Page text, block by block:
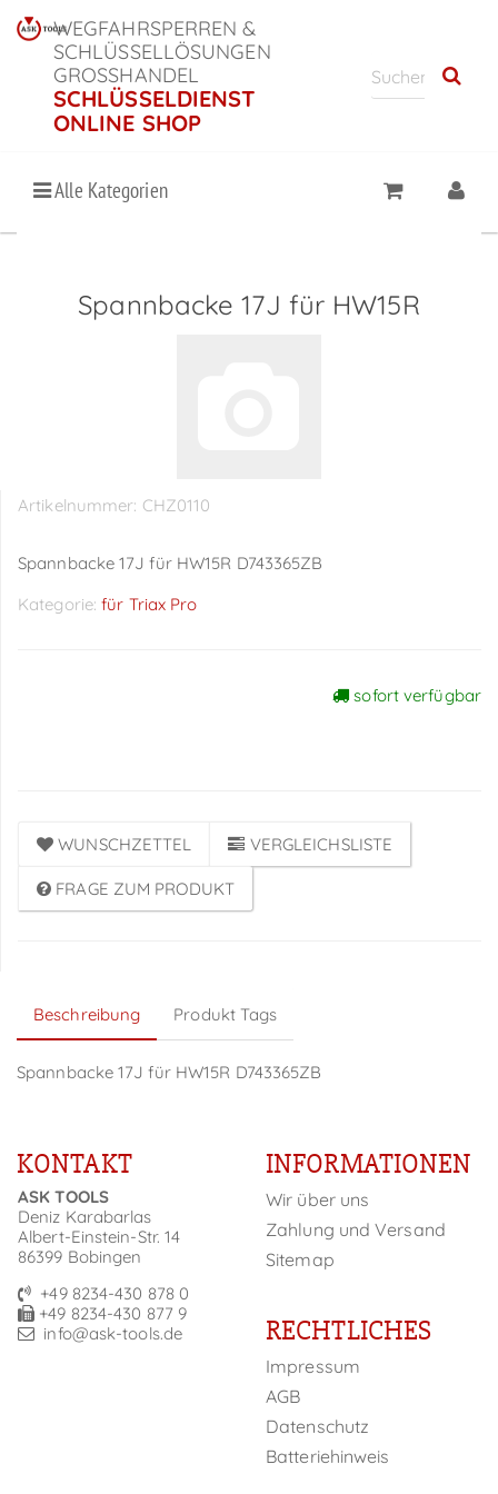
WEGFAHRSPERREN &
SCHLÜSSELLÖSUNGEN
GROSSHANDEL
SCHLÜSSELDIENST
ONLINE SHOP
Alle Kategorien
Spannbacke 17J für HW15R
Artikelnummer: CHZ0110
Spannbacke 17J für HW15R D743365ZB
Kategorie:für Triax Pro
sofort verfügbar
WUNSCHZETTEL VERGLEICHSLISTE
FRAGE ZUM PRODUKT
Beschreibung Produkt Tags
Spannbacke 17J für HW15R D743365ZB
KONTAKT
ASK TOOLS
Deniz Karabarlas
Albert-Einstein-Str. 14
86399 Bobingen
+49 8234-430 878 0
+49 8234-430 877 9
info@ask-tools.de
INFORMATIONEN
Wir über uns
Zahlung und Versand
Sitemap
RECHTLICHES
Impressum
AGB
Datenschutz
Batteriehinweis